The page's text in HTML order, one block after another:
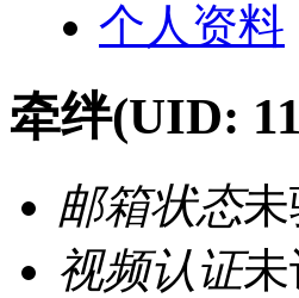
个人资料
牵绊(UID:
邮箱状态未
视频认证未